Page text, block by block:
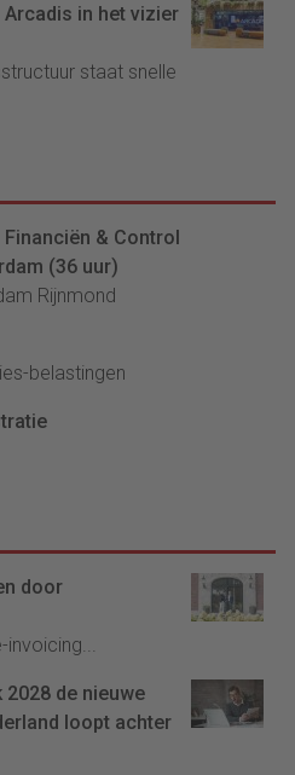
in het vizier
staat snelle
& Control
(36 uur)
Rijnmond
belastingen
door
invoicing...
de nieuwe
loopt achter